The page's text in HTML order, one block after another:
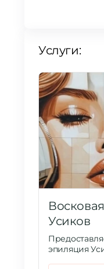
Услуги:
Усиков
эпиляция